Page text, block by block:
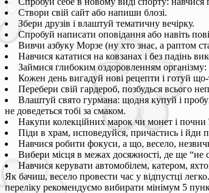
Створи свій сайт або напиши блозі.
Збери друзів і влаштуй тематичну вечірку.
Спробуй написати оповідання або навіть
Вивчи азбуку Морзе (ну хто знає, а раптом
Навчися кататися на ковзанах і без падінь
Займися глибоким оздоровленням організму:
Кожен день вигадуй нові рецепти і готуй
Перебери свій гардероб, позбудься всього
Влаштуй свято гурмана: щодня купуй і
не доведеться тобі за смаком.
Накупи колекційних марок чи монет і
Піди в храм, исповедуйся, причастись і йди
Навчися робити фокуси, а що, весело,
Вибери місця в межах досяжності, де ще “не
Навчися керувати автомобілем, катером,
Як бачиш, весело провести час у відпустці
переліку рекомендуємо вибирати мінімум 5